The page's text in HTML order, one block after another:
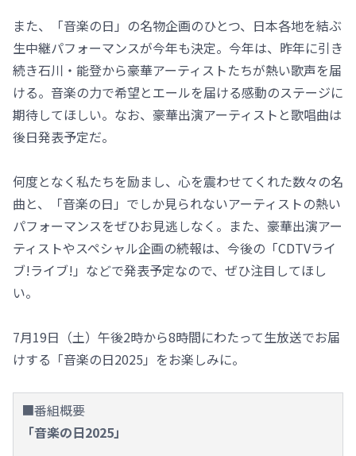
また、「音楽の日」の名物企画のひとつ、日本各地を結ぶ
生中継パフォーマンスが今年も決定。今年は、昨年に引き
続き石川・能登から豪華アーティストたちが熱い歌声を届
ける。音楽の力で希望とエールを届ける感動のステージに
期待してほしい。なお、豪華出演アーティストと歌唱曲は
後日発表予定だ。
何度となく私たちを励まし、心を震わせてくれた数々の名
曲と、「音楽の日」でしか見られないアーティストの熱い
パフォーマンスをぜひお見逃しなく。また、豪華出演アー
ティストやスペシャル企画の続報は、今後の「CDTVライ
ブ!ライブ!」などで発表予定なので、ぜひ注目してほし
い。
7月19日（土）午後2時から8時間にわたって生放送でお届
けする「音楽の日2025」をお楽しみに。
■番組概要
「音楽の日2025」